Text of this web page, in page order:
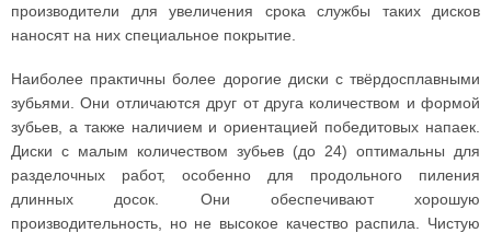
производители для увеличения срока службы таких дисков
наносят на них специальное покрытие.
Наиболее практичны более дорогие диски с твёрдосплавными
зубьями. Они отличаются друг от друга количеством и формой
зубьев, а также наличием и ориентацией победитовых напаек.
Диски с малым количеством зубьев (до 24) оптимальны для
разделочных работ, особенно для продольного пиления
длинных досок. Они обеспечивают хорошую
производительность, но не высокое качество распила. Чистую